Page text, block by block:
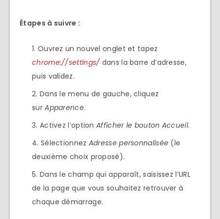
Étapes à suivre :
Ouvrez un nouvel onglet et tapez
chrome://settings/ dans la barre d’adresse,
puis validez.
Dans le menu de gauche, cliquez
surApparence.
Activez l’optionAfficher le bouton Accueil.
Sélectionnez Adresse personnalisée (le
deuxième choix proposé).
Dans le champ qui apparaît, saisissez l’URL
de la page que vous souhaitez retrouver à
chaque démarrage.